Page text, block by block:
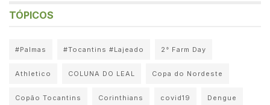
TÓPICOS
#Palmas #Tocantins #Lajeado 2° Farm Day
Athletico COLUNA DO LEAL Copa do Nordeste
Copão Tocantins Corinthians covid19 Dengue